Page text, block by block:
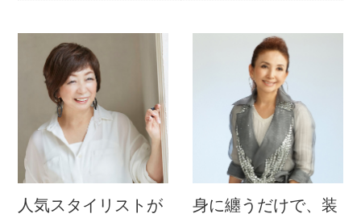
人気スタイリストが
身に纏うだけで、装